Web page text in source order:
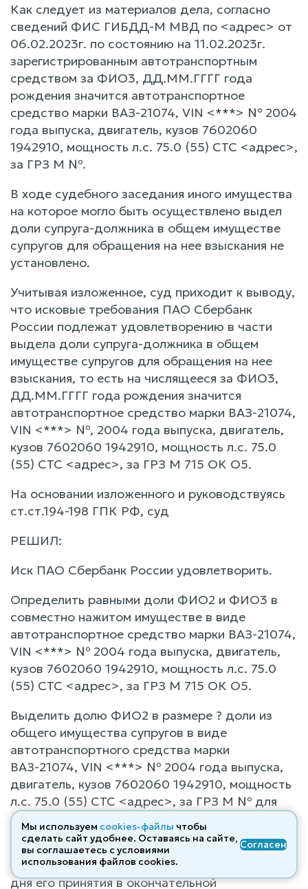
Как следует из материалов дела, согласно
сведений ФИС ГИБДД-М МВД по <адрес> от
06.02.2023г. по состоянию на 11.02.2023г.
зарегистрированным автотранспортным
средством за ФИО3, ДД.ММ.ГГГГ года
рождения значится автотранспортное
средство марки ВАЗ-21074, VIN <***> № 2004
года выпуска, двигатель, кузов 7602060
1942910, мощность л.с. 75.0 (55) СТС <адрес>,
за ГРЗ М №.
В ходе судебного заседания иного имущества
на которое могло быть осуществлено выдел
доли супруга-должника в общем имуществе
супругов для обращения на нее взыскания не
установлено.
Учитывая изложенное, суд приходит к выводу,
что исковые требования ПАО Сбербанк
России подлежат удовлетворению в части
выдела доли супруга-должника в общем
имуществе супругов для обращения на нее
взыскания, то есть на числящееся за ФИО3,
ДД.ММ.ГГГГ года рождения значится
автотранспортное средство марки ВАЗ-21074,
VIN <***> №, 2004 года выпуска, двигатель,
кузов 7602060 1942910, мощность л.с. 75.0
(55) СТС <адрес>, за ГРЗ М 715 ОК О5.
На основании изложенного и руководствуясь
ст.ст.194-198 ГПК РФ, суд
РЕШИЛ:
Иск ПАО Сбербанк России удовлетворить.
Определить равными доли ФИО2 и ФИО3 в
совместно нажитом имуществе в виде
автотранспортное средство марки ВАЗ-21074,
VIN <***> № 2004 года выпуска, двигатель,
кузов 7602060 1942910, мощность л.с. 75.0
(55) СТС <адрес>, за ГРЗ М 715 ОК О5.
Выделить долю ФИО2 в размере ? доли из
общего имущества супругов в виде
автотранспортного средства марки
ВАЗ-21074, VIN <***> № 2004 года выпуска,
двигатель, кузов 7602060 1942910, мощность
л.с. 75.0 (55) СТС <адрес>, за ГРЗ М № для
обращения на нее взыскания.
Решение может быть обжаловано в Верховный
Суд Республики Дагестан в течение месяца со
дня его принятия в окончательной
Мы используем cookies-файлы чтобы
сделать сайт удобнее. Оставаясь на сайте,
вы соглашаетесь с условиями
использования файлов cооkies.
Согласен